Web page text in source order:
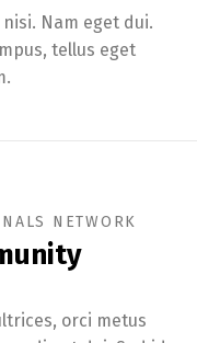
Nam eget dui.
tellus eget
NETWORK
orci metus